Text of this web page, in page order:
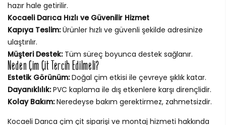
hazır hale getirilir.
Kocaeli Darıca Hızlı ve Güvenilir Hizmet
Kapıya Teslim:Ürünler hızlı ve güvenli şekilde adresinize
ulaştırılır.
Müşteri Destek:Tüm süreç boyunca destek sağlanır.
Neden Çim Çit Tercih Edilmeli?
Estetik Görünüm:Doğal çim etkisi ile çevreye şıklık katar.
Dayanıklılık:PVC kaplama ile dış etkenlere karşı dirençlidir.
Kolay Bakım:Neredeyse bakım gerektirmez, zahmetsizdir.
Kocaeli Darıca çim çit siparişi ve montaj hizmeti hakkında